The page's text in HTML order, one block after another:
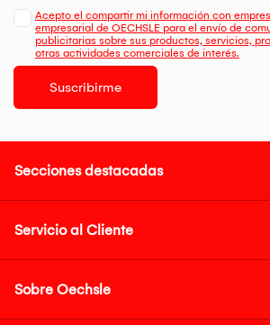
Acepto el compartir mi información con
empresarial de OECHSLE para el envío de
publicitarias sobre sus productos, servicios,
otras actividades comerciales de interés.
Suscribirme
Secciones destacadas
Servicio al Cliente
Sobre Oechsle